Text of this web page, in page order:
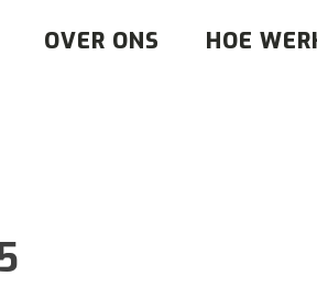
OVER ONS HOE